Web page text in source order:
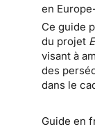
en
Ce guide
du projet
visant à
des
dans le
Guide en